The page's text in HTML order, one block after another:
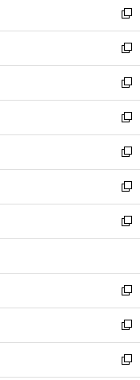
で
開
く
ド
ウ
で
開
く
ィ
ン
ド
ウ
で
開
く
い
ウ
ィ
ン
ド
ウ
で
開
く
新
し
い
ウ
ィ
ン
ド
ウ
で
開
く
新
し
い
ウ
ィ
ン
ド
ウ
で
開
く
新
し
い
ウ
ィ
ン
ド
ウ
で
開
新
し
い
ウ
ィ
ン
ド
ウ
開
く
新
し
い
ウ
ィ
ン
ウ
で
開
く
新
し
い
ウ
ン
ド
ウ
で
開
く
新
し
ウ
ィ
ン
ド
ウ
で
開
新
し
い
ウ
ィ
新
し
い
新